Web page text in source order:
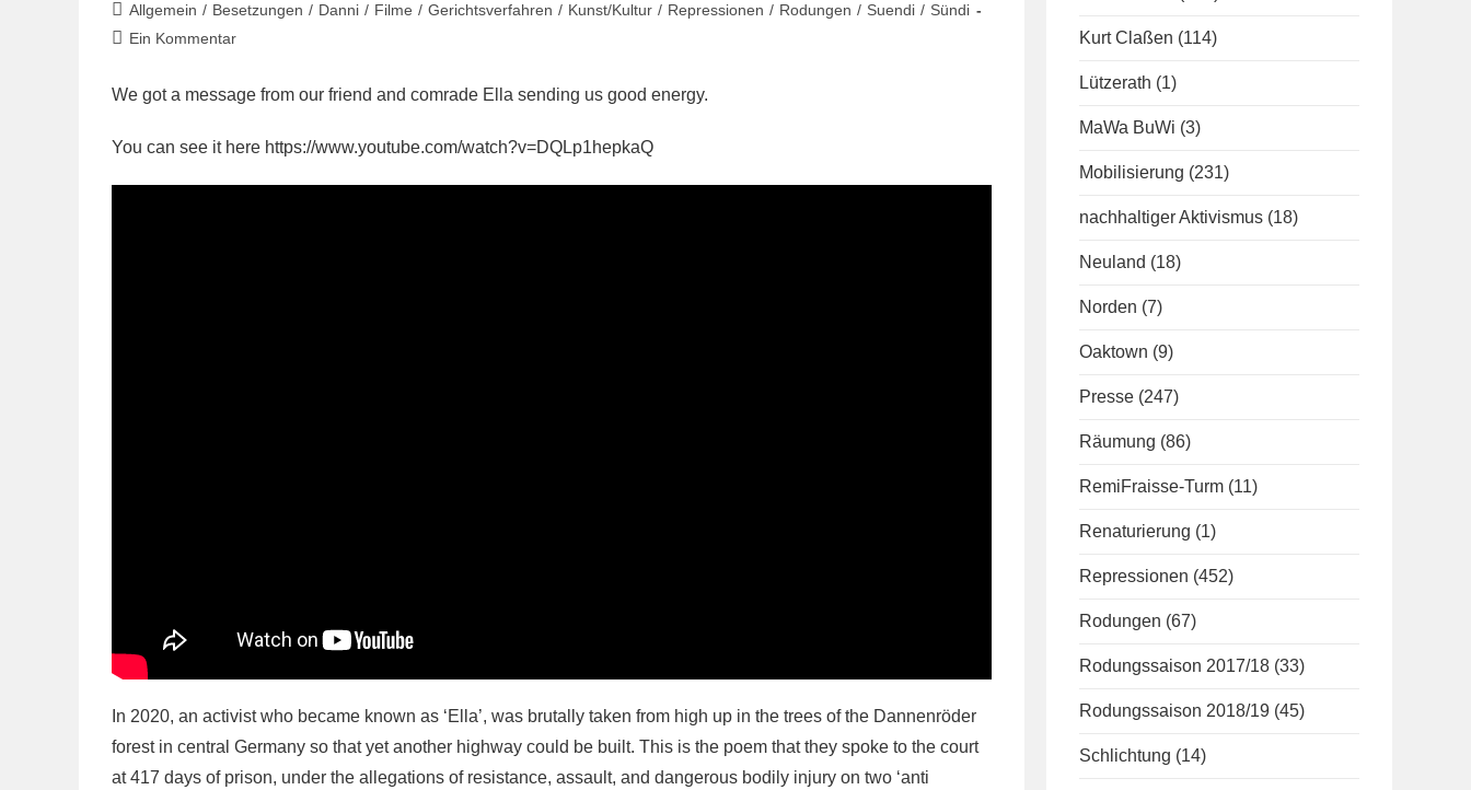
SCHOTTER
🌳
Beitrags-
Kategorie:
Allgemein / Besetzungen / Danni / Filme / Gerichtsverfahren / Kunst/Kultur / Repressionen / Rodungen / Suendi / Sündi
Beitrags-
Ein Kommentar
We got a message from our friend and comrade Ella sending us good energy.
You can see it here https://www.youtube.com/watch?v=DQLp1hepkaQ
In 2020, an activist who became known as ‘Ella’, was brutally taken from high up in the trees of the Dannenröder
forest in central Germany so that yet another highway could be built. This is the poem that they spoke to the court
at 417 days of prison, under the allegations of resistance, assault, and dangerous bodily injury on two ‘anti
Kurt Claßen (114)
Lützerath (1)
MaWa BuWi (3)
Mobilisierung (231)
nachhaltiger Aktivismus (18)
Neuland (18)
Norden (7)
Oaktown (9)
Presse (247)
Räumung (86)
RemiFraisse-Turm (11)
Renaturierung (1)
Repressionen (452)
Rodungen (67)
Rodungssaison 2017/18 (33)
Rodungssaison 2018/19 (45)
Schlichtung (14)